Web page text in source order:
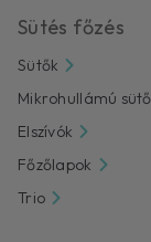
Sütés főzés
Sütők
Mikrohullámú
Elszívók
Főzőlapok
Trio